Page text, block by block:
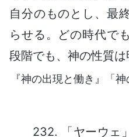
自分のものとし、最
らせる。どの時代で
段階でも、神の性質は
『神の出現と働き』「
232. 「ヤーウェ